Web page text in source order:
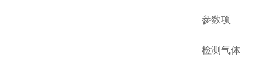
参数项
检测气体